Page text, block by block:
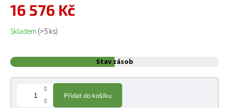
16 576 Kč
Měrná cena:
Skladem (>5 ks)
Stav zásob
Přidat do košíku